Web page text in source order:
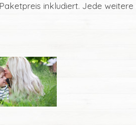
inkludiert. Jede